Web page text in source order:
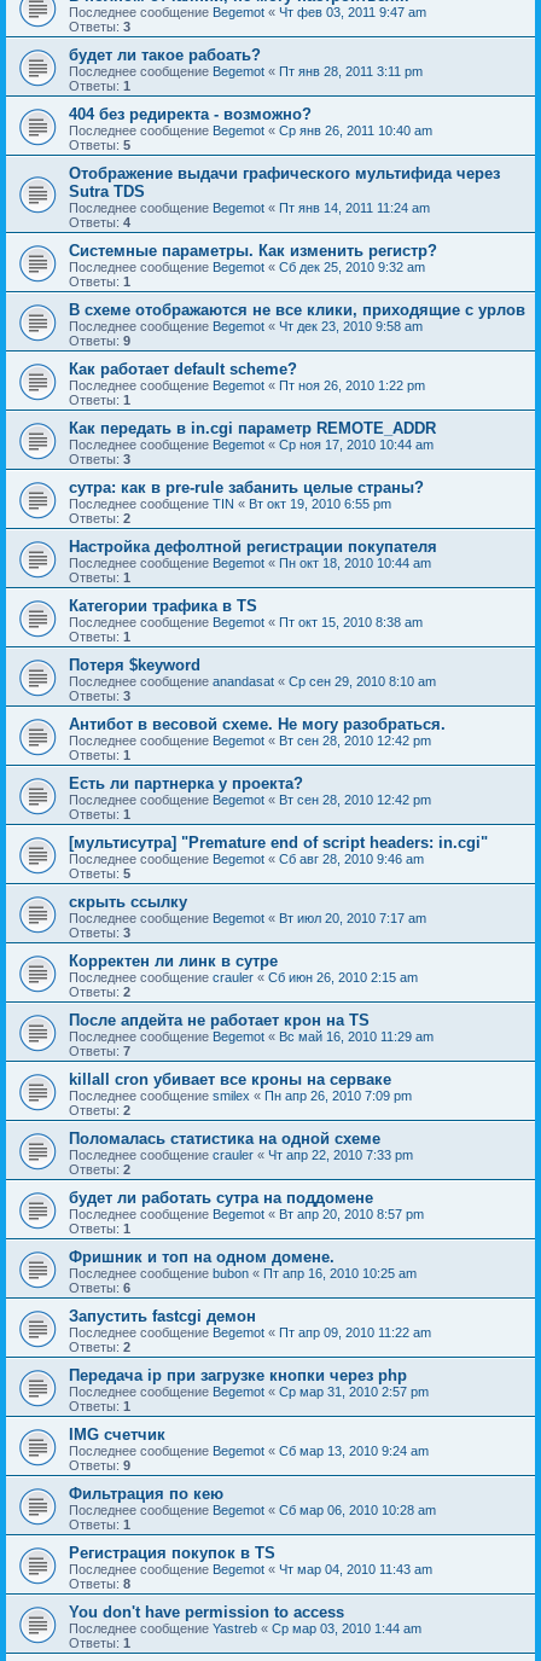
Последнее сообщение Begemot « Чт фев 03, 2011 9:47 am
Ответы: 3
будет ли такое рабоать?
Последнее сообщение Begemot « Пт янв 28, 2011 3:11 pm
Ответы: 1
404 без редиректа - возможно?
Последнее сообщение Begemot « Ср янв 26, 2011 10:40 am
Ответы: 5
Отображение выдачи графического мультифида через
Sutra TDS
Последнее сообщение Begemot « Пт янв 14, 2011 11:24 am
Ответы: 4
Системные параметры. Как изменить регистр?
Последнее сообщение Begemot « Сб дек 25, 2010 9:32 am
Ответы: 1
В схеме отображаются не все клики, приходящие с урлов
Последнее сообщение Begemot « Чт дек 23, 2010 9:58 am
Ответы: 9
Как работает default scheme?
Последнее сообщение Begemot « Пт ноя 26, 2010 1:22 pm
Ответы: 1
Как передать в in.cgi параметр REMOTE_ADDR
Последнее сообщение Begemot « Ср ноя 17, 2010 10:44 am
Ответы: 3
сутра: как в pre-rule забанить целые страны?
Последнее сообщение TIN « Вт окт 19, 2010 6:55 pm
Ответы: 2
Настройка дефолтной регистрации покупателя
Последнее сообщение Begemot « Пн окт 18, 2010 10:44 am
Ответы: 1
Категории трафика в TS
Последнее сообщение Begemot « Пт окт 15, 2010 8:38 am
Ответы: 1
Потеря $keyword
Последнее сообщение anandasat « Ср сен 29, 2010 8:10 am
Ответы: 3
Антибот в весовой схеме. Не могу разобраться.
Последнее сообщение Begemot « Вт сен 28, 2010 12:42 pm
Ответы: 1
Есть ли партнерка у проекта?
Последнее сообщение Begemot « Вт сен 28, 2010 12:42 pm
Ответы: 1
[мультисутра] "Premature end of script headers: in.cgi"
Последнее сообщение Begemot « Сб авг 28, 2010 9:46 am
Ответы: 5
скрыть ссылку
Последнее сообщение Begemot « Вт июл 20, 2010 7:17 am
Ответы: 3
Корректен ли линк в сутре
Последнее сообщение crauler « Сб июн 26, 2010 2:15 am
Ответы: 2
После апдейта не работает крон на TS
Последнее сообщение Begemot « Вс май 16, 2010 11:29 am
Ответы: 7
killall cron убивает все кроны на серваке
Последнее сообщение smilex « Пн апр 26, 2010 7:09 pm
Ответы: 2
Поломалась статистика на одной схеме
Последнее сообщение crauler « Чт апр 22, 2010 7:33 pm
Ответы: 2
будет ли работать сутра на поддомене
Последнее сообщение Begemot « Вт апр 20, 2010 8:57 pm
Ответы: 1
Фришник и топ на одном домене.
Последнее сообщение bubon « Пт апр 16, 2010 10:25 am
Ответы: 6
Запустить fastcgi демон
Последнее сообщение Begemot « Пт апр 09, 2010 11:22 am
Ответы: 2
Передача ip при загрузке кнопки через php
Последнее сообщение Begemot « Ср мар 31, 2010 2:57 pm
Ответы: 1
IMG счетчик
Последнее сообщение Begemot « Сб мар 13, 2010 9:24 am
Ответы: 9
Фильтрация по кею
Последнее сообщение Begemot « Сб мар 06, 2010 10:28 am
Ответы: 1
Регистрация покупок в ТS
Последнее сообщение Begemot « Чт мар 04, 2010 11:43 am
Ответы: 8
You don't have permission to access
Последнее сообщение Yastreb « Ср мар 03, 2010 1:44 am
Ответы: 1